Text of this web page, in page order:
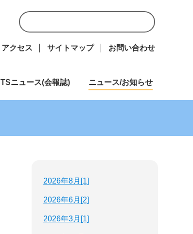
アクセス サイトマップ お問い合わせ
TSニュース(会報誌) ニュース/お知らせ
2026年8月[1]
2026年6月[2]
2026年3月[1]